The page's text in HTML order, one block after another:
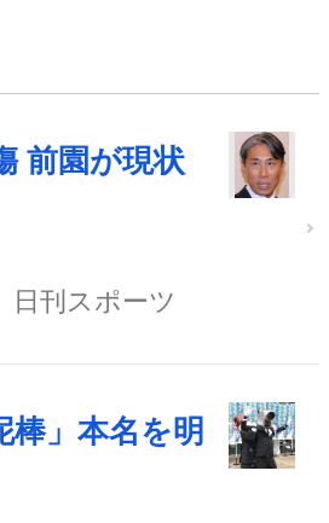
前園が現状
日刊スポーツ
棒」本名を明